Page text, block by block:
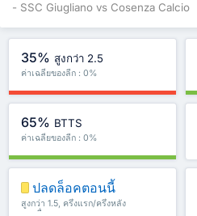
- SSC Giugliano vs Cosenza Calcio
35% สูงกว่า 2.5
ค่าเฉลี่ยของลีก : 0%
65% BTTS
ค่าเฉลี่ยของลีก : 0%
ปลดล็อคตอนนี้
สูงกว่า 1.5, ครึ่งแรก/ครึ่งหลัง
และอื่น ๆ